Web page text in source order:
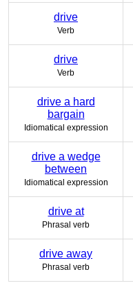
drive
Verb
drive
Verb
drive a hard
bargain
Idiomatical expression
drive a wedge
between
Idiomatical expression
drive at
Phrasal verb
drive away
Phrasal verb